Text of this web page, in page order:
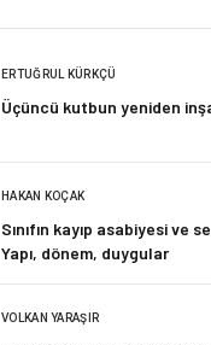
ERTUĞRUL KÜRKÇÜ
Üçüncü kutbun yeniden
HAKAN KOÇAK
Sınıfın kayıp asabiyesi ve
Yapı, dönem, duygular
VOLKAN YARAŞIR